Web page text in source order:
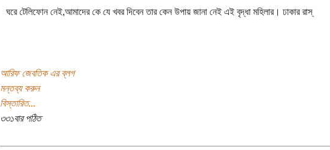
ঘরে টেলিফোন নেই,আমাদের কে যে খবর দিবেন তার কেন উপায় জানা নেই এই বৃদ্ধা মহিলার। ঢাকার রাস্
আরিফ জেবতিক এর ব্লগ
মন্তব্য করুন
বিস্তারিত...
৩৩১বার পঠিত